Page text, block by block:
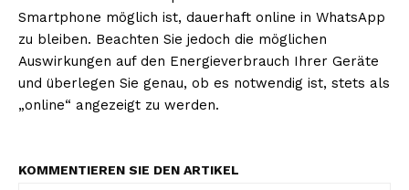
Smartphone möglich ist, dauerhaft online in WhatsApp
zu bleiben. Beachten Sie jedoch die möglichen
Auswirkungen auf den Energieverbrauch Ihrer Geräte
und überlegen Sie genau, ob es notwendig ist, stets als
„online“ angezeigt zu werden.
KOMMENTIEREN SIE DEN ARTIKEL